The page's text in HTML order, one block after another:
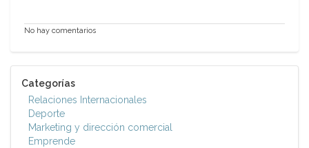
No hay comentarios
Categorías
Relaciones Internacionales
Deporte
Marketing y dirección comercial
Emprende